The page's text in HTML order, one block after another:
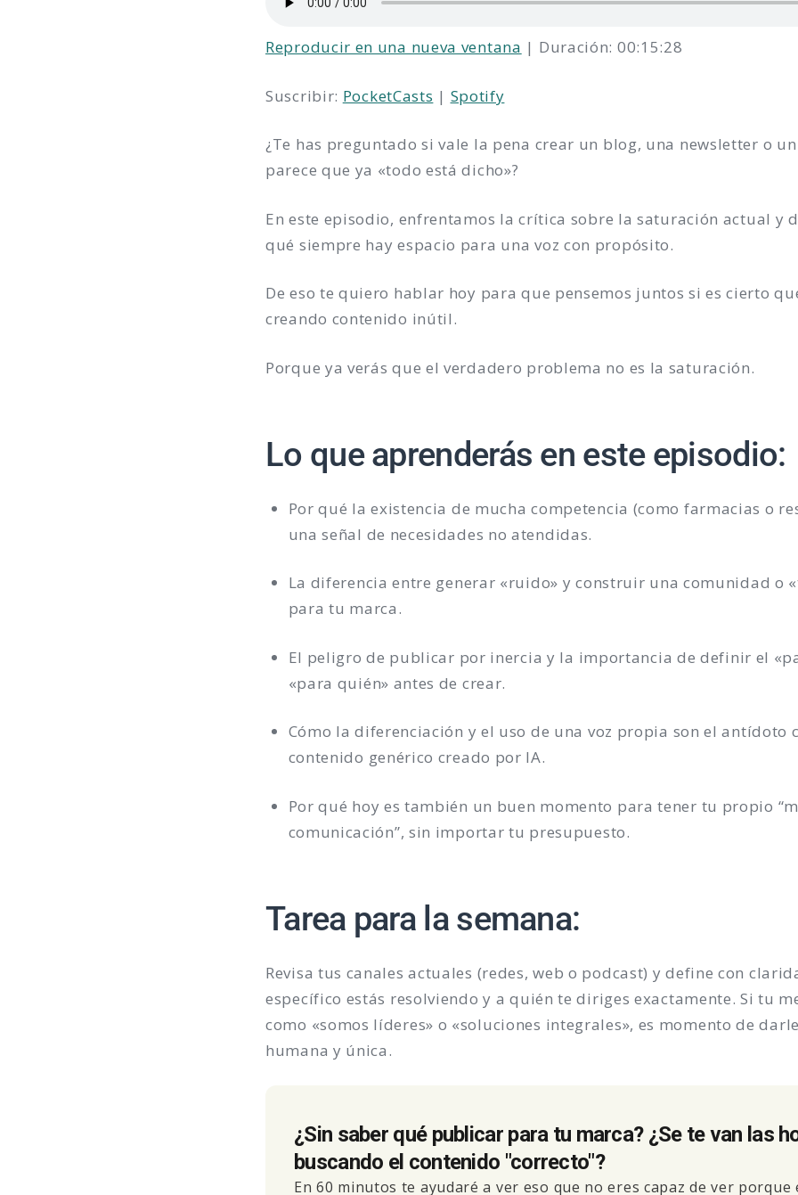
Reproducir en una nueva ventana | Duración: 00:15:28
Suscribir: PocketCasts | Spotify
¿Te has preguntado si vale la pena crear un blog, una newsletter o
parece que ya «todo está dicho»?
En este episodio, enfrentamos la crítica sobre la saturación actual y
qué siempre hay espacio para una voz con propósito.
De eso te quiero hablar hoy para que pensemos juntos si es cierto
creando contenido inútil.
Porque ya verás que el verdadero problema no es la saturación.
Lo que aprenderás en este episodio:
Por qué la existencia de mucha competencia (como farmacias o
una señal de necesidades no atendidas.
La diferencia entre generar «ruido» y construir una comunidad o
para tu marca.
El peligro de publicar por inercia y la importancia de definir el
«para quién» antes de crear.
Cómo la diferenciación y el uso de una voz propia son el antídoto
contenido genérico creado por IA.
Por qué hoy es también un buen momento para tener tu propio
comunicación”, sin importar tu presupuesto.
Tarea para la semana:
Revisa tus canales actuales (redes, web o podcast) y define con
específico estás resolviendo y a quién te diriges exactamente. Si tu
como «somos líderes» o «soluciones integrales», es momento de
humana y única.
¿Sin saber qué publicar para tu marca? ¿Se te van las
buscando el contenido "correcto"?
En 60 minutos te ayudaré a ver eso que no eres capaz de ver porque